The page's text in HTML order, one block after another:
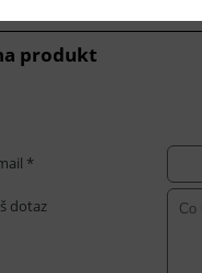
produkt
*
dotaz